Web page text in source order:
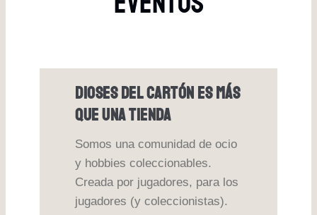
Dioses Del Cartón Es Más
Que Una Tienda
Somos una comunidad de ocio
y hobbies coleccionables.
Creada por jugadores, para los
jugadores (y coleccionistas).